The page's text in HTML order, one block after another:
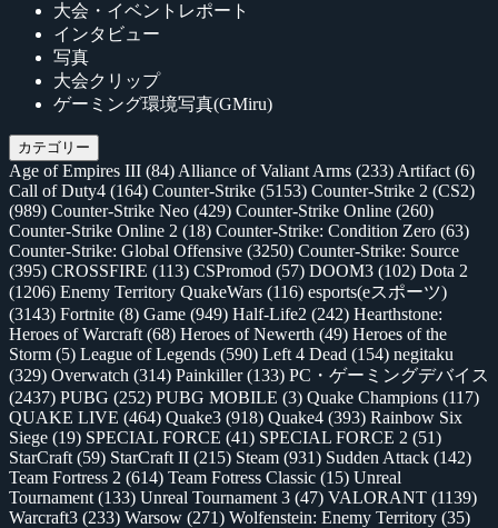
大会・イベントレポート
インタビュー
写真
大会クリップ
ゲーミング環境写真(GMiru)
カテゴリー
Age of Empires III (84) Alliance of Valiant Arms (233) Artifact (6)
Call of Duty4 (164) Counter-Strike (5153) Counter-Strike 2 (CS2)
(989) Counter-Strike Neo (429) Counter-Strike Online (260)
Counter-Strike Online 2 (18) Counter-Strike: Condition Zero (63)
Counter-Strike: Global Offensive (3250) Counter-Strike: Source
(395) CROSSFIRE (113) CSPromod (57) DOOM3 (102) Dota 2
(1206) Enemy Territory QuakeWars (116) esports(eスポーツ)
(3143) Fortnite (8) Game (949) Half-Life2 (242) Hearthstone:
Heroes of Warcraft (68) Heroes of Newerth (49) Heroes of the
Storm (5) League of Legends (590) Left 4 Dead (154) negitaku
(329) Overwatch (314) Painkiller(133) PC・ゲーミングデバイス
(2437) PUBG (252) PUBG MOBILE (3) Quake Champions (117)
QUAKE LIVE (464) Quake3 (918) Quake4 (393) Rainbow Six
Siege (19) SPECIAL FORCE (41) SPECIAL FORCE 2 (51)
StarCraft (59) StarCraft II (215) Steam (931) Sudden Attack (142)
Team Fortress 2 (614) Team Fotress Classic (15) Unreal
Tournament (133) Unreal Tournament 3 (47) VALORANT (1139)
Warcraft3 (233) Warsow (271) Wolfenstein: Enemy Territory (35)